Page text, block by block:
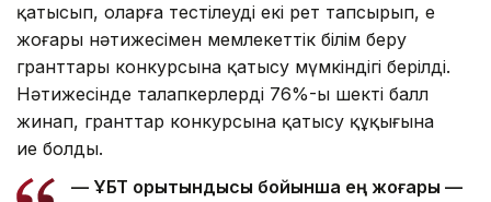
қатысып, оларға тестілеуді екі рет тапсырып, ең
жоғары нәтижесімен мемлекеттік білім беру
гранттары конкурсына қатысу мүмкіндігі берілді.
Нәтижесінде талапкерлердің 76%-ы шекті балл
жинап, гранттар конкурсына қатысу құқығына
ие болды.
— ҰБТ қорытындысы бойынша ең жоғары —